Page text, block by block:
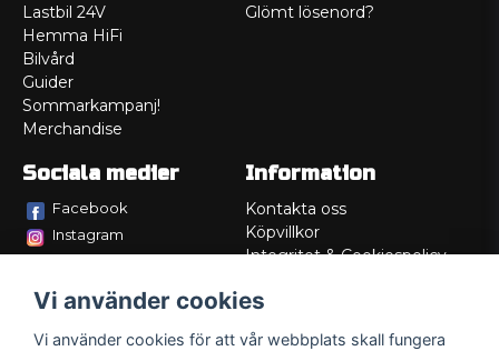
Lastbil 24V
Hemma HiFi
Bilvård
Guider
Sommarkampanj!
Merchandise
Glömt lösenord?
Sociala medier
Facebook
Instagram
Information
Kontakta oss
Köpvillkor
Integritet & Cookiespolicy
Service/Garanti
Vi använder cookies
Vi använder cookies för att vår webbplats skall fungera